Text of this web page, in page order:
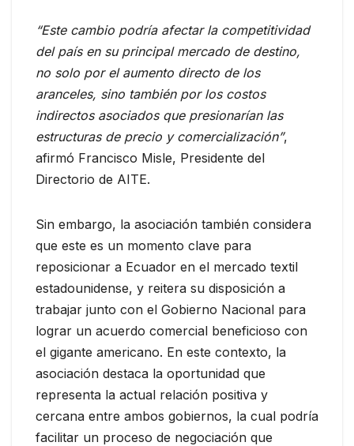
“Este cambio podría afectar la competitividad
del país en su principal mercado de destino,
no solo por el aumento directo de los
aranceles, sino también por los costos
indirectos asociados que presionarían las
estructuras de precio y comercialización”,
afirmó Francisco Misle, Presidente del
Directorio de AITE.
Sin embargo, la asociación también considera
que este es un momento clave para
reposicionar a Ecuador en el mercado textil
estadounidense, y reitera su disposición a
trabajar junto con el Gobierno Nacional para
lograr un acuerdo comercial beneficioso con
el gigante americano. En este contexto, la
asociación destaca la oportunidad que
representa la actual relación positiva y
cercana entre ambos gobiernos, la cual podría
facilitar un proceso de negociación que